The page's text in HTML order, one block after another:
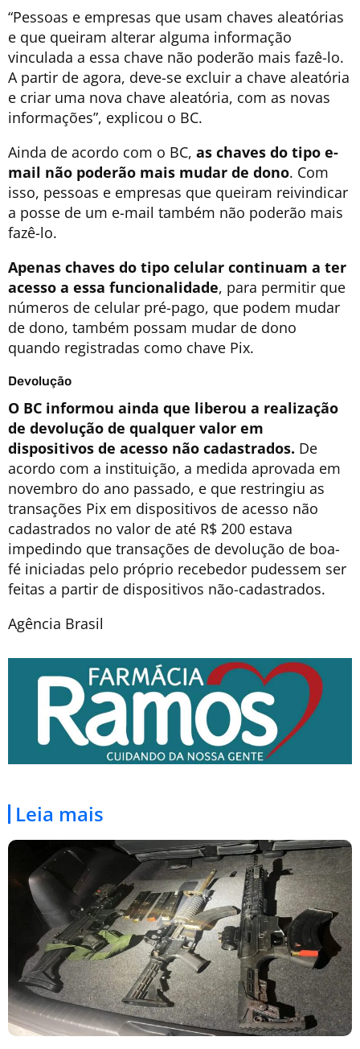
“Pessoas e empresas que usam chaves aleatórias
e que queiram alterar alguma informação
vinculada a essa chave não poderão mais fazê-lo.
A partir de agora, deve-se excluir a chave aleatória
e criar uma nova chave aleatória, com as novas
informações”, explicou o BC.
Ainda de acordo com o BC, as chaves do tipo e-
mail não poderão mais mudar de dono. Com
isso, pessoas e empresas que queiram reivindicar
a posse de um e-mail também não poderão mais
fazê-lo.
Apenas chaves do tipo celular continuam a ter
acesso a essa funcionalidade, para permitir que
números de celular pré-pago, que podem mudar
de dono, também possam mudar de dono
quando registradas como chave Pix.
Devolução
O BC informou ainda que liberou a realização
de devolução de qualquer valor em
dispositivos de acesso não cadastrados. De
acordo com a instituição, a medida aprovada em
novembro do ano passado, e que restringiu as
transações Pix em dispositivos de acesso não
cadastrados no valor de até R$ 200 estava
impedindo que transações de devolução de boa-
fé iniciadas pelo próprio recebedor pudessem ser
feitas a partir de dispositivos não-cadastrados.
Agência Brasil
Leia mais